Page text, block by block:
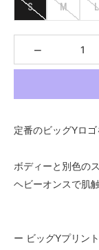
S M L
−
定番のビッグYロ
ボディーと別色の
ヘビーオンスで肌
ー ビッグYプリント